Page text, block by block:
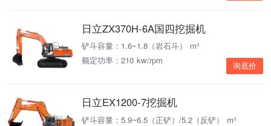
日立ZX370H-6A国四挖掘机
铲斗容量：1.6~1.8（岩石斗） m³
额定功率：210 kw/rpm
询底价
日立EX1200-7挖掘机
铲斗容量：5.9~6.5（正铲）/5.2（反铲） m³